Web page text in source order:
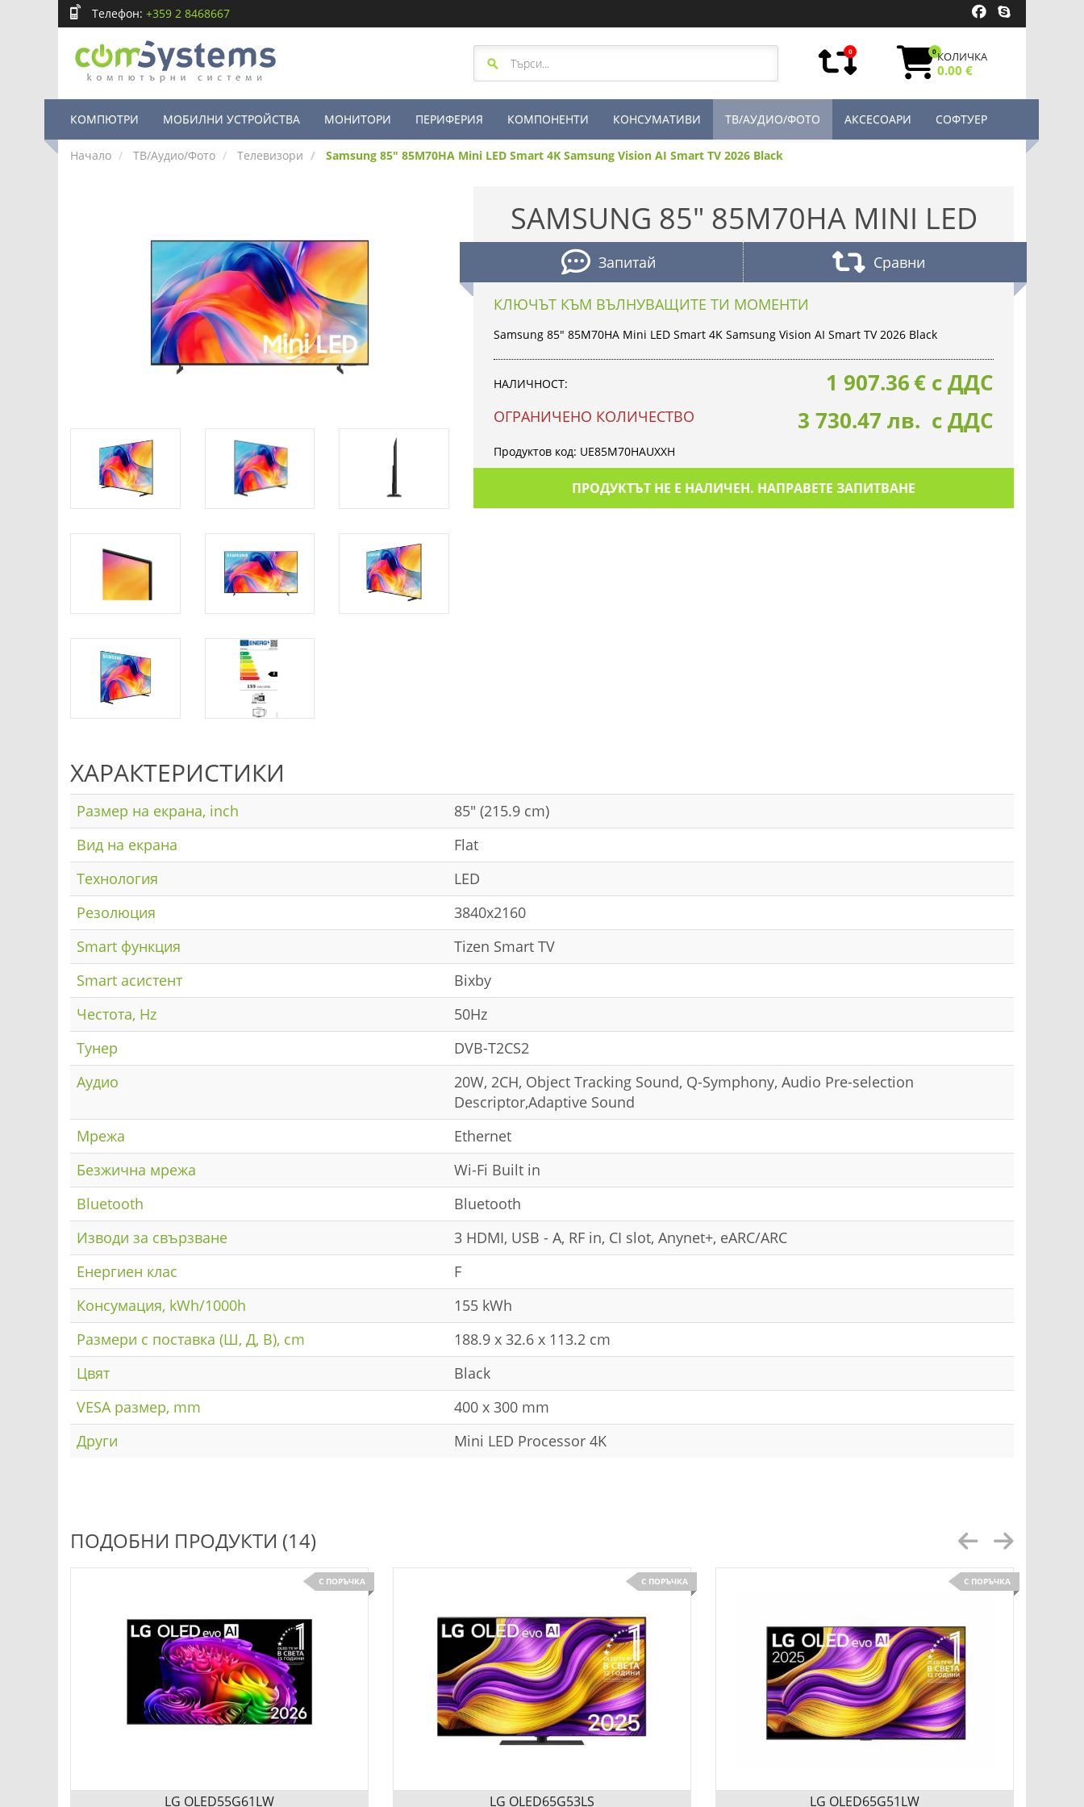
Телефон: +359 2 8468667
0 0КОЛИЧКА
0.00 €
КОМПЮТРИ МОБИЛНИ УСТРОЙСТВА МОНИТОРИ ПЕРИФЕРИЯ КОМПОНЕНТИ КОНСУМАТИВИ ТВ/АУДИО/ФОТО АКСЕСОАРИ СОФТУЕР
Начало ТВ/Аудио/Фото Телевизори Samsung 85" 85M70HA Mini LED Smart 4K Samsung Vision AI Smart TV 2026 Black
SAMSUNG 85" 85M70HA MINI LED
Запитай Сравни
КЛЮЧЪТ КЪМ ВЪЛНУВАЩИТЕ ТИ МОМЕНТИ
Samsung 85" 85M70HA Mini LED Smart 4K Samsung Vision AI Smart TV 2026 Black
НАЛИЧНОСТ:
OГРАНИЧЕНО КОЛИЧЕСТВО
1 907.36€ с ДДС
3 730.47 лв. с ДДС
Продуктов код: UE85M70HAUXXH
ПРОДУКТЪТ НЕ Е НАЛИЧЕН. НАПРАВЕТЕ ЗАПИТВАНЕ
ХАРАКТЕРИСТИКИ
Размер на екрана, inch
85" (215.9 cm)
Вид на екрана
Flat
Технология
LED
Резолюция
3840x2160
Smart функция
Tizen Smart TV
Smart асистент
Bixby
Честота, Hz
50Hz
Тунер
DVB-T2CS2
Аудио
20W, 2CH, Object Tracking Sound, Q-Symphony, Audio Pre-selection
Descriptor,Adaptive Sound
Мрежа
Ethernet
Безжична мрежа
Wi-Fi Built in
Bluetooth
Bluetooth
Изводи за свързване
3 HDMI, USB - A, RF in, CI slot, Anynet+, eARC/ARC
Енергиен клас
F
Консумация, kWh/1000h
155 kWh
Размери с поставка (Ш, Д, В), cm
188.9 x 32.6 x 113.2 cm
Цвят
Black
VESA размер, mm
400 x 300 mm
Други
Mini LED Processor 4K
ПОДОБНИ ПРОДУКТИ (14)
С ПОРЪЧКА
LG OLED55G61LW
С ПОРЪЧКА
LG OLED65G53LS
С ПОРЪЧКА
LG OLED65G51LW